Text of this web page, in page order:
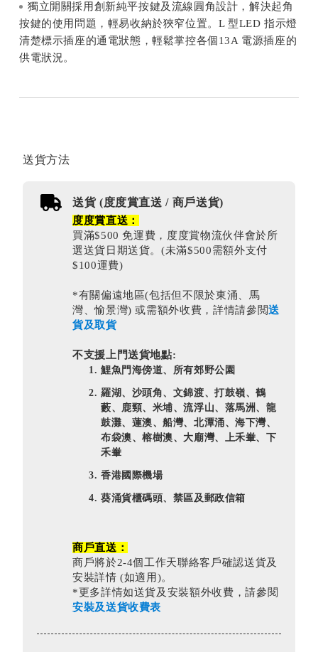
獨立開關採用創新純平按鍵及流線圓角設計，解決起角
按鍵的使用問題，輕易收納於狹窄位置。L 型LED 指示燈
清楚標示插座的通電狀態，輕鬆掌控各個13A 電源插座的
供電狀況。
送貨方法
送貨 (度度賞直送 / 商戶送貨)
度度賞直送：
買滿$500 免運費，度度賞物流伙伴會於所
選送貨日期送貨。(未滿$500需額外支付
$100運費)
*有關偏遠地區(包括但不限於東涌、馬
灣、愉景灣) 或需額外收費，詳情請參閲送
貨及取貨
不支援上門送貨地點:
鯉魚門海傍道、所有郊野公園
羅湖、沙頭角、文錦渡、打鼓嶺、鶴
藪、鹿頸、米埔、流浮山、落馬洲、龍
鼓灘、蓮澳、船灣、北潭涌、海下灣、
布袋澳、榕樹澳、大廟灣、上禾輋、下
禾輋
香港國際機場
葵涌貨櫃碼頭、禁區及郵政信箱
商戶直送：
商戶將於2-4個工作天聯絡客戶確認送貨及
安裝詳情 (如適用)。
*更多詳情如送貨及安裝額外收費，請參閱
安裝及送貨收費表